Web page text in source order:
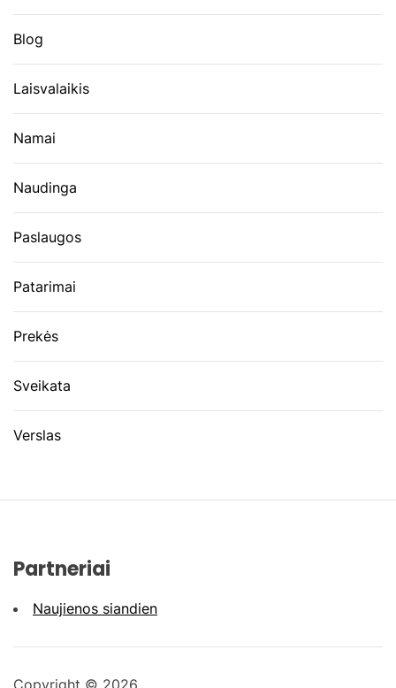
Blog
Laisvalaikis
Namai
Naudinga
Paslaugos
Patarimai
Prekės
Sveikata
Verslas
Partneriai
Naujienos siandien